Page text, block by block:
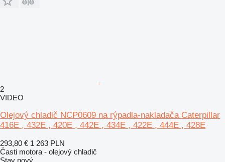
2
VIDEO
Olejový chladič NCP0609 na rýpadla-nakladača Caterpillar
416E , 432E , 420E , 442E , 434E , 422E , 444E , 428E
293,80 € 1 263 PLN
Časti motora - olejový chladič
Stav nový